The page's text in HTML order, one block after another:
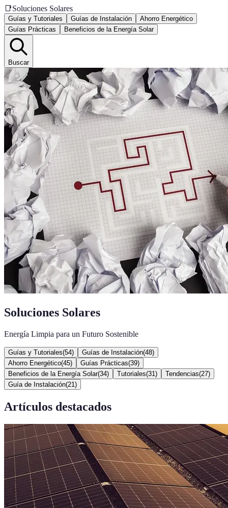
📑Soluciones Solares
Guías y Tutoriales Guías de Instalación
Ahorro Energético
Guías Prácticas
Beneficios de la Energía Solar
Buscar
Soluciones Solares
Energía Limpia para un Futuro Sostenible
Guías y Tutoriales(54) Guías de Instalación(48)
Ahorro Energético(45) Guías Prácticas(39)
Beneficios de la Energía Solar(34) Tutoriales(31 ) Tendencias(27)
Guía de Instalación(21 )
Artículos destacados